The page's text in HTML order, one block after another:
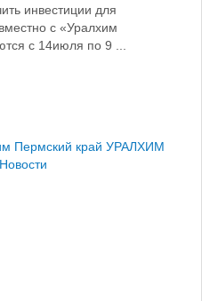
инвестиции для
с «Уралхим
с 14июля по 9 ...
Пермский край УРАЛХИМ
Новости